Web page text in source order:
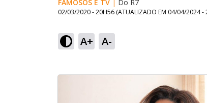
FAMOSOS E TV | Do R7
02/03/2020 - 20H56 (ATUALIZADO EM 04/04/2024 -
A+ A-